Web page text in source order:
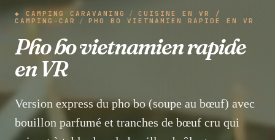
◆ CAMPING CARAVANING /
CUISINE EN VR /
CAMPING-CAR
/ PHO BO VIETNAMIEN RAPIDE EN VR
Pho bo vietnamien rapide
en VR
Version express du pho bo (soupe au bœuf) avec
bouillon parfumé et tranches de bœuf cru qui